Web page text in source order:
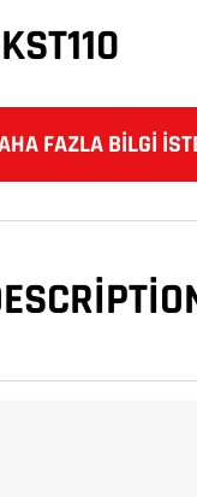
FAZLA BILGI